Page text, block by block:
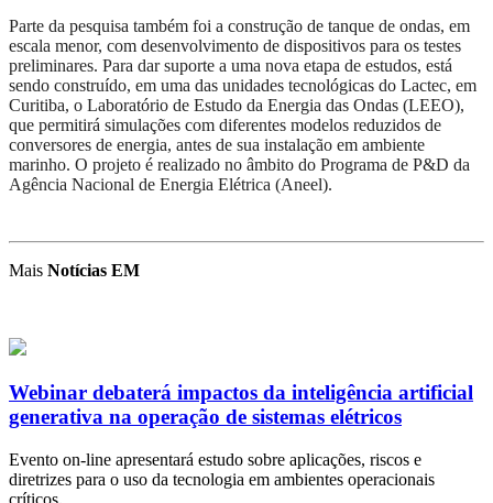
Parte da pesquisa também foi a construção de tanque de ondas, em
escala menor, com desenvolvimento de dispositivos para os testes
preliminares. Para dar suporte a uma nova etapa de estudos, está
sendo construído, em uma das unidades tecnológicas do Lactec, em
Curitiba, o Laboratório de Estudo da Energia das Ondas (LEEO),
que permitirá simulações com diferentes modelos reduzidos de
conversores de energia, antes de sua instalação em ambiente
marinho. O projeto é realizado no âmbito do Programa de P&D da
Agência Nacional de Energia Elétrica (Aneel).
Mais Notícias EM
Webinar debaterá impactos da inteligência artificial
generativa na operação de sistemas elétricos
Evento on-line apresentará estudo sobre aplicações, riscos e
diretrizes para o uso da tecnologia em ambientes operacionais
críticos.